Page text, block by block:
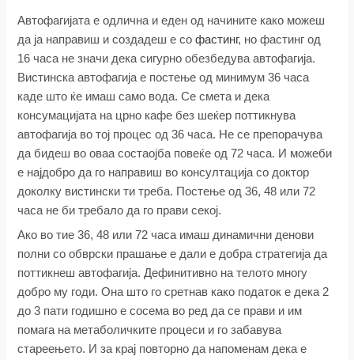
Автофагијата е одлична и еден од начините како можеш
да ја направиш и создадеш е софастинг, но фастинг од
16 часа не значи дека сигурно обезбедува автофагија.
Вистинска автофагија е постење од минимум 36 часа
каде што ќе имаш само вода. Се смета и дека
консумацијата на црно кафе без шеќер поттикнува
автофагија во тој процес од 36 часа. Не се препорачува
да бидеш во оваа состаојба повеќе од 72 часа. И можеби
е најдобро да го направиш во консултација со доктор
доколку вистински ти треба. Постење од 36, 48 или 72
часа не би требало да го прави секој.
Ако во тие 36, 48 или 72 часа имаш динамични денови
полни со обврски прашање е дали е добра стратегија да
поттикнеш автофагија. Дефинитивно на телото многу
добро му годи. Она што го сретнав како податок е дека 2
до 3 пати годишно е сосема во ред да се прави и им
помага на метаболичките процеси и го забавува
стареењето. И за крај повторно да напоменам дека е